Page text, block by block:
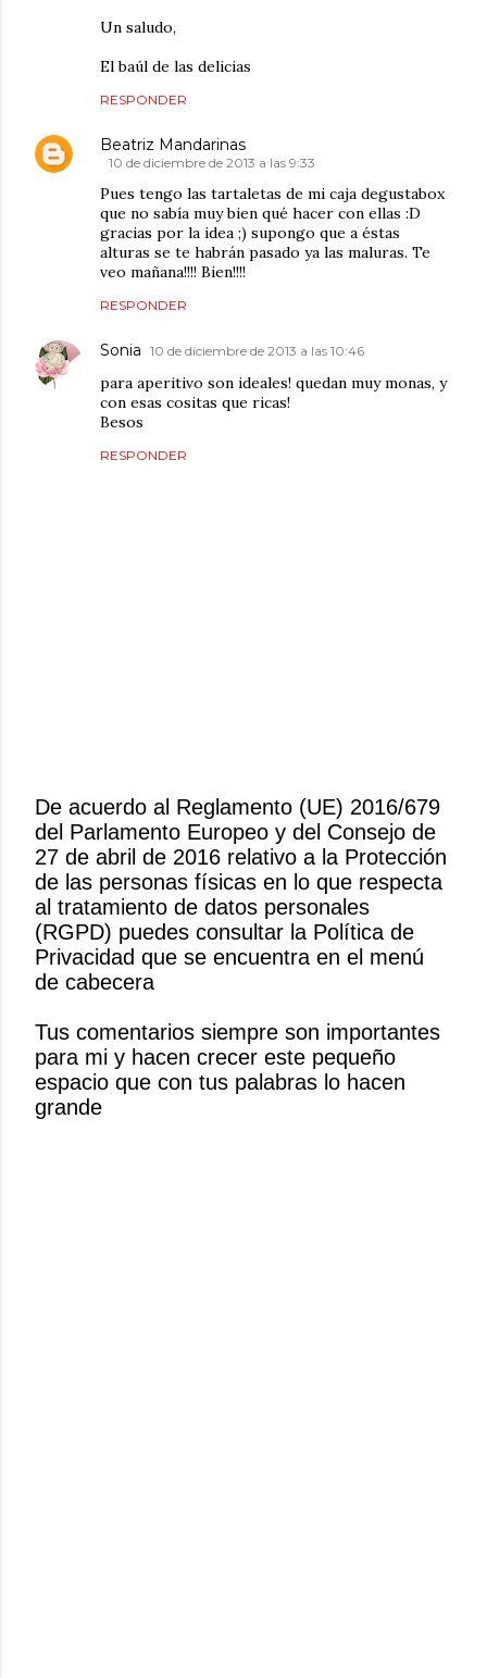
Un saludo,
El baúl de las delicias
RESPONDER
Beatriz Mandarinas
10 de diciembre de 2013 a las 9:33
Pues tengo las tartaletas de mi caja degustabox
que no sabía muy bien qué hacer con ellas :D
gracias por la idea ;) supongo que a éstas
alturas se te habrán pasado ya las maluras. Te
veo mañana!!!! Bien!!!!
RESPONDER
Sonia 10 de diciembre de 2013 a las 10:46
para aperitivo son ideales! quedan muy monas, y
con esas cositas que ricas!
Besos
RESPONDER
P
u
b
l
i
c
a
u
n
c
o
De acuerdo al Reglamento (UE) 2016/679
del Parlamento Europeo y del Consejo de
27 de abril de 2016 relativo a la Protección
de las personas físicas en lo que respecta
al tratamiento de datos personales
(RGPD) puedes consultar la Política de
Privacidad que se encuentra en el menú
de cabecera
Tus comentarios siempre son importantes
para mi y hacen crecer este pequeño
espacio que con tus palabras lo hacen
grande